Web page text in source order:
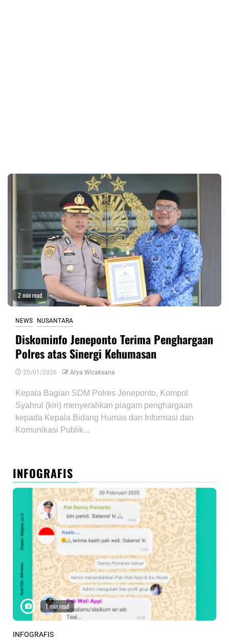
2 min read
NEWS NUSANTARA
Diskominfo Jeneponto Terima Penghargaan
Polres atas Sinergi Kehumasan
20/01/2026 Arya Wicaksana
Kepala Bagian SDM Polres Jeneponto, Kompol
Syahrul (kiri) menyerahkan piagam penghargaan
kepada Kepala Bidang Humas dan Informasi dan
Komunikasi Publik...
INFOGRAFIS
1 min read
INFOGRAFIS